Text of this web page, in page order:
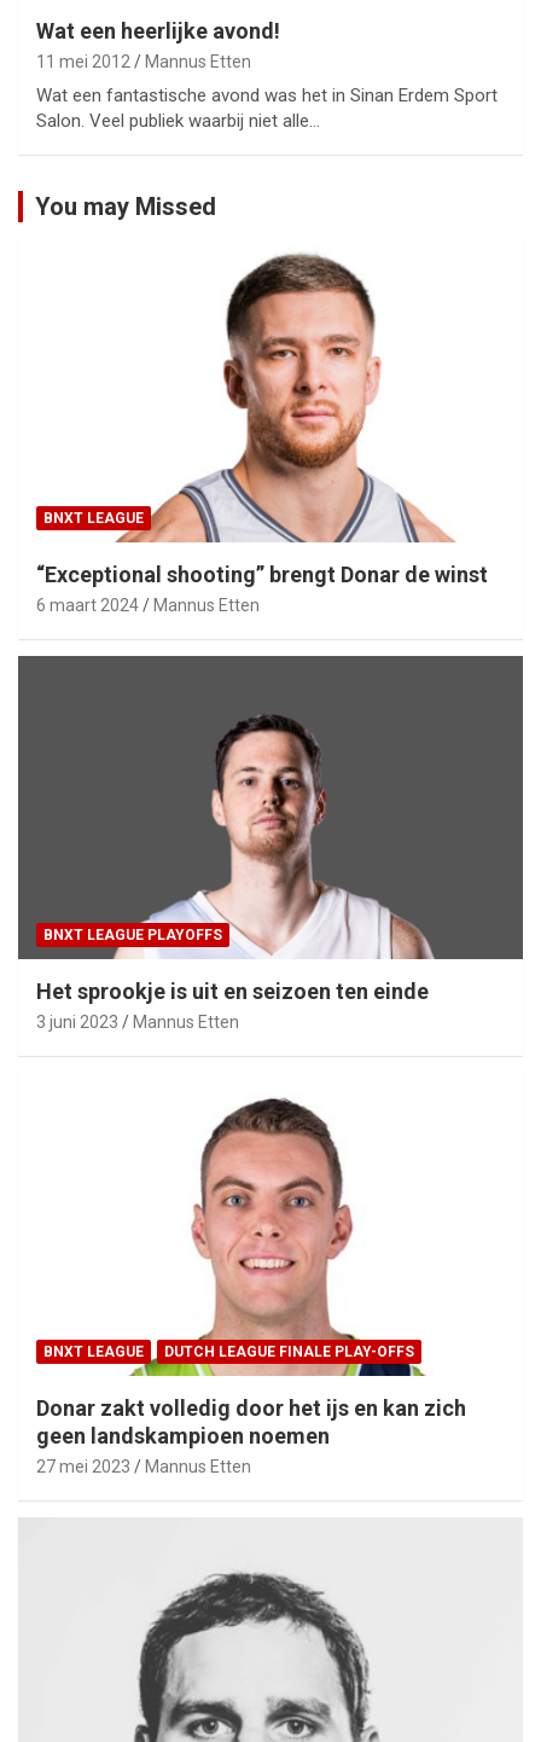
Wat een heerlijke avond!
11 mei 2012 Mannus Etten
Wat een fantastische avond was het in Sinan Erdem Sport
Salon. Veel publiek waarbij niet alle…
You may Missed
BNXT LEAGUE
“Exceptional shooting” brengt Donar de winst
6 maart 2024 Mannus Etten
BNXT LEAGUE PLAYOFFS
Het sprookje is uit en seizoen ten einde
3 juni 2023 Mannus Etten
BNXT LEAGUE DUTCH LEAGUE FINALE PLAY-OFFS
Donar zakt volledig door het ijs en kan zich
geen landskampioen noemen
27 mei 2023 Mannus Etten